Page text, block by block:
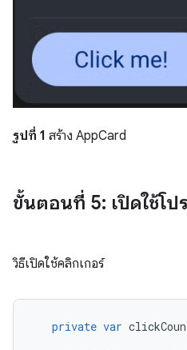
รูปที่ 1 สร้าง AppCard
ขั้นตอนที่ 5: เปิดใช้โป
วิธีเปิดใช้คลิกเกอร์
private var